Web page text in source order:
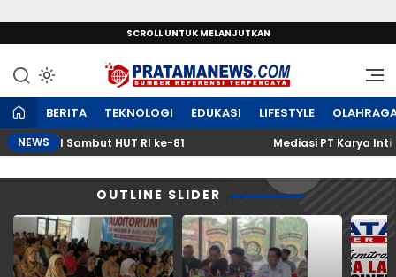
SCROLL UNTUK MELANJUTKAN
PratamaNews.com
Sumber Referensi Terpercaya
BERITA TEKNOLOGI EDUKASI LIFESTYLE
NEWS
Sambut HUT RI ke-81 Mediasi PT Karya Inti Tani
OUTLINE SLIDER